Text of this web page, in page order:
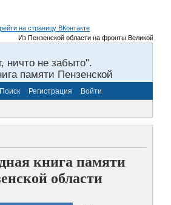
Из Пензенской области на фронты Великой
ничто не забыто".
памяти Пензенской
Поиск Регистрация Войти
книга памяти
области